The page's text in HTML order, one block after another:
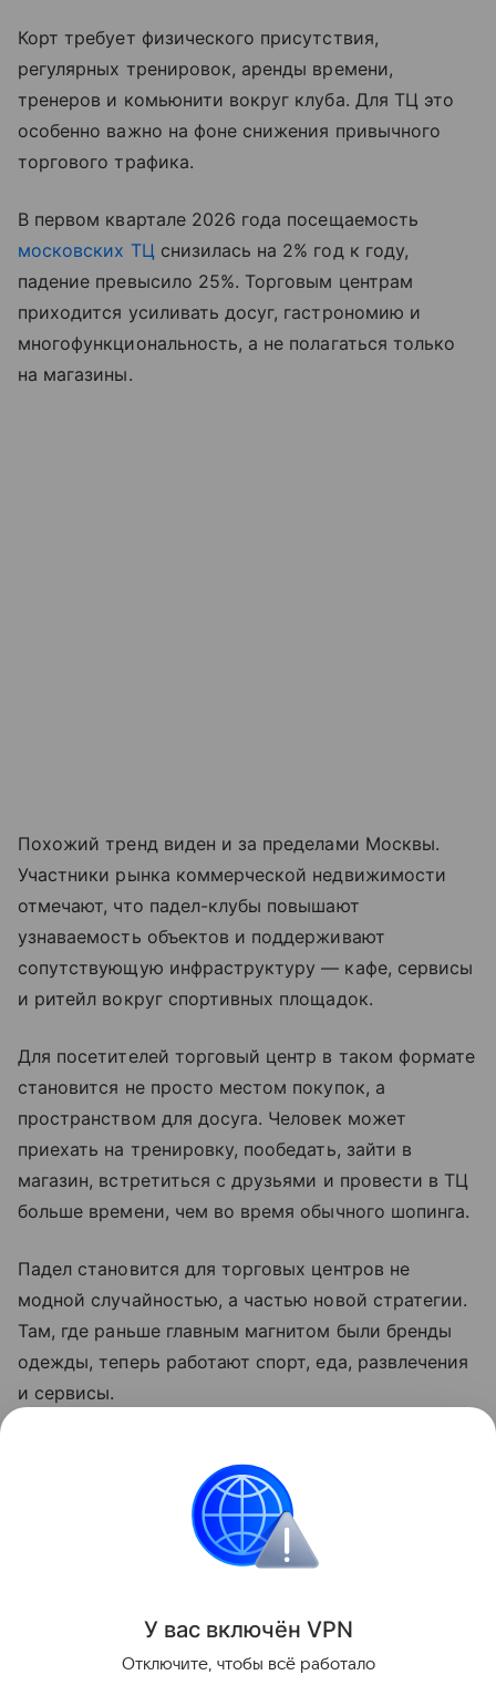
Корт требует физического присутствия,
регулярных тренировок, аренды времени,
тренеров и комьюнити вокруг клуба. Для ТЦ это
особенно важно на фоне снижения привычного
торгового трафика.
В первом квартале 2026 года посещаемость
московских ТЦснизилась на 2% год к году,
падение превысило 25%. Торговым центрам
приходится усиливать досуг, гастрономию и
многофункциональность, а не полагаться только
на магазины.
Похожий тренд виден и за пределами Москвы.
Участники рынка коммерческой недвижимости
отмечают, что падел-клубы повышают
узнаваемость объектов и поддерживают
сопутствующую инфраструктуру — кафе, сервисы
и ритейл вокруг спортивных площадок.
Для посетителей торговый центр в таком формате
становится не просто местом покупок, а
пространством для досуга. Человек может
приехать на тренировку, пообедать, зайти в
магазин, встретиться с друзьями и провести в ТЦ
больше времени, чем во время обычного шопинга.
Падел становится для торговых центров не
модной случайностью, а частью новой стратегии.
Там, где раньше главным магнитом были бренды
одежды, теперь работают спорт, еда, развлечения
и сервисы.
для покупателей — еще один повод приходить в
торговый центр не только за покупками.
У вас включён VPN
Отключите, чтобы всё работало